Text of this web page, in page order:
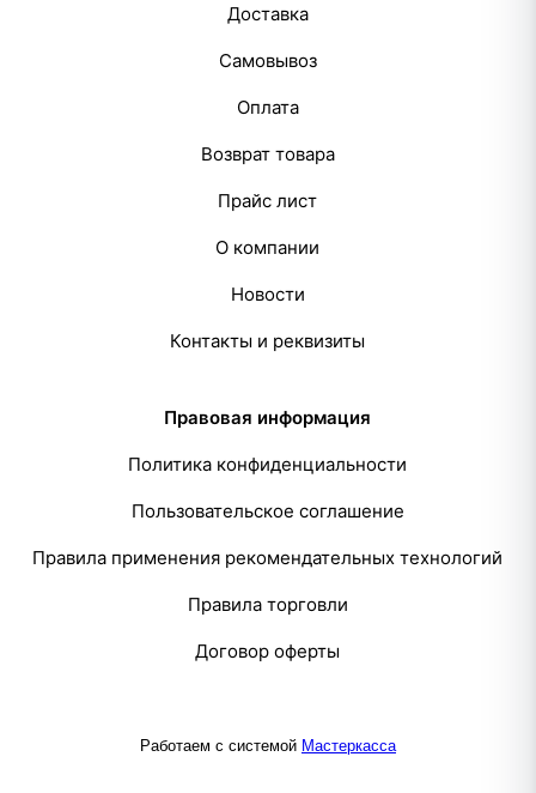
Доставка
Самовывоз
Оплата
Возврат товара
Прайс лист
О компании
Новости
Контакты и реквизиты
Правовая информация
Политика конфиденциальности
Пользовательское соглашение
Правила применения рекомендательных технологий
Правила торговли
Договор оферты
Работаем с системой Мастеркасса